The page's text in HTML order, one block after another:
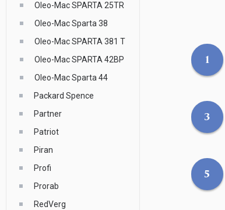
Oleo-Mac SPARTA 25TR
Oleo-Mac Sparta 38
Oleo-Mac SPARTA 381 T
Oleo-Mac SPARTA 42BP
Oleo-Mac Sparta 44
Packard Spence
Partner
Patriot
Piran
Profi
Prorab
RedVerg
1
3
5